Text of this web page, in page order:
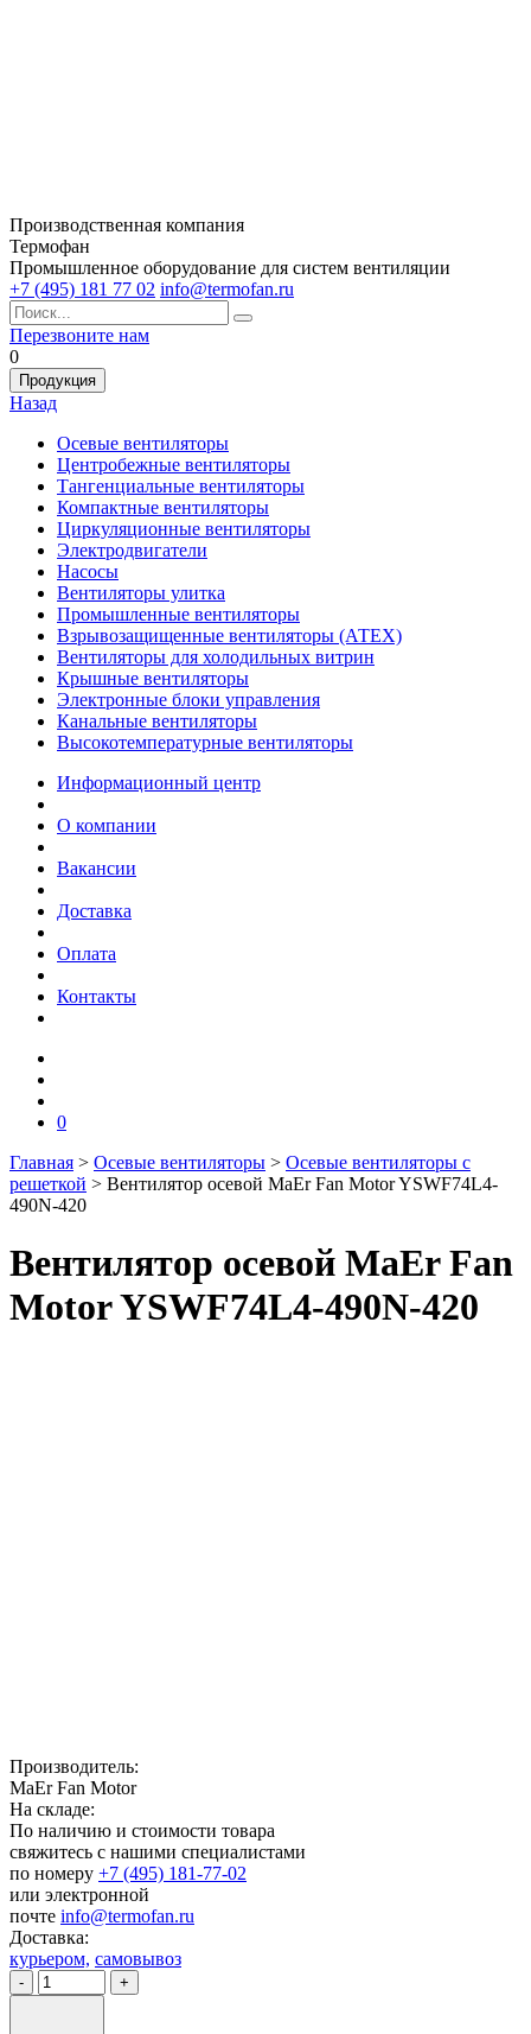
Производственная компания
Термофан
Промышленное оборудование для систем вентиляции
+7 (495) 181 77 02 info@termofan.ru
Перезвоните нам
0
Продукция
Назад
Осевые вентиляторы
Центробежные вентиляторы
Тангенциальные вентиляторы
Компактные вентиляторы
Циркуляционные вентиляторы
Электродвигатели
Насосы
Вентиляторы улитка
Промышленные вентиляторы
Взрывозащищенные вентиляторы (АТЕХ)
Вентиляторы для холодильных витрин
Крышные вентиляторы
Электронные блоки управления
Канальные вентиляторы
Высокотемпературные вентиляторы
Информационный центр
О компании
Вакансии
Доставка
Оплата
Контакты
0
Главная > Осевые вентиляторы > Осевые вентиляторы с
решеткой > Вентилятор осевой MaEr Fan Motor YSWF74L4-
490N-420
Вентилятор осевой MaEr Fan
Motor YSWF74L4-490N-420
Производитель:
MaEr Fan Motor
На складе:
По наличию и стоимости товара
свяжитесь с нашими специалистами
по номеру +7 (495) 181-77-02
или электронной
почте info@termofan.ru
Доставка:
курьером, самовывоз
- +